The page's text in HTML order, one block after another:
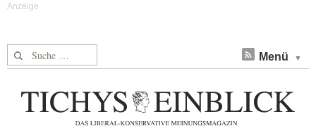
Suche nach: Menü